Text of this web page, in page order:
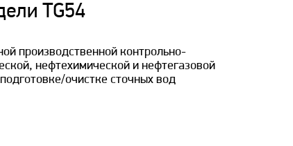
TG54
производственной контрольно-
нефтехимической и нефтегазовой
очистке сточных вод